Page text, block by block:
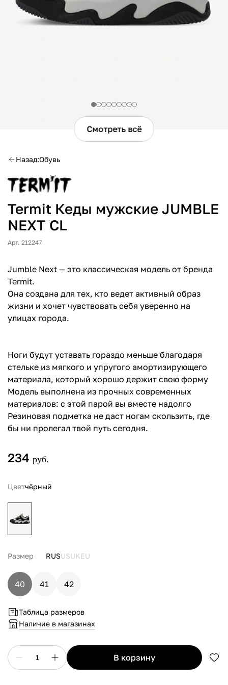
Смотреть всё
Назад Обувь
Termit Кеды мужские JUMBLE
NEXT CL
Арт. 212247
Jumble Next — это классическая модель от бренда
Termit.
Она создана для тех, кто ведет активный образ
жизни и хочет чувствовать себя уверенно на
улицах города.
Ноги будут уставать гораздо меньше благодаря
стельке из мягкого и упругого амортизирующего
материала, который хорошо держит свою форму
Модель выполнена из прочных современных
материалов: с этой парой вы вместе надолго
Резиновая подметка не даст ногам скользить, где
бы ни пролегал твой путь сегодня.
234 руб.
Цветчёрный
Размер RUSUSUKEU
40 41 42
Таблица размеров
Наличие в магазинах
1 в корзину